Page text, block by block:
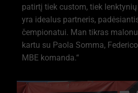
patirtį tiek custom, tiek
yra idealus partneris,
čempionatui. Man tikras
kartu su Paola Somma,
MBE komanda.“